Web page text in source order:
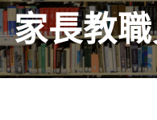
家長教